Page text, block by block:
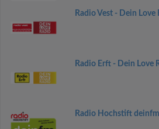
Radio Vest - Dein Love
Radio Erft - Dein Love
Radio Hochstift deinfm